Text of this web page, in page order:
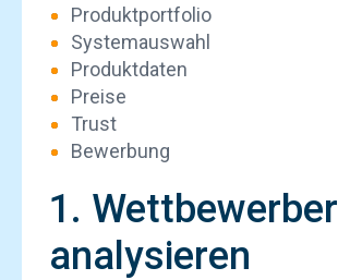
Produktportfolio
Systemauswahl
Produktdaten
Preise
Trust
Bewerbung
1. Wettbewerber
analysieren